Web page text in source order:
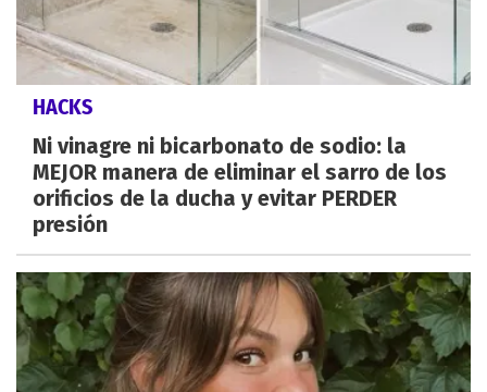
HACKS
Ni vinagre ni bicarbonato de sodio: la
MEJOR manera de eliminar el sarro de los
orificios de la ducha y evitar PERDER
presión